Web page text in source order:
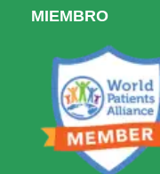
MIEMBRO